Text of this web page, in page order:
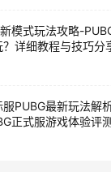
模式玩法攻略-
详细教程与技巧分
PUBG最新玩法解
正式服游戏体验评